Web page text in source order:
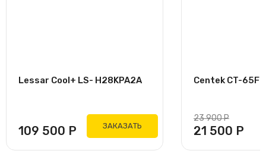
Lessar Cool+ LS- H28KPA2A
109 500 Р ЗАКАЗАТЬ
Centek CT-
23 900Р
21 500 Р